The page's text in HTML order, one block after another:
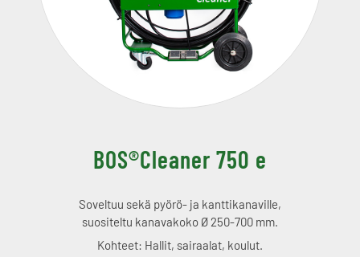
BOS®Cleaner 750 e
Soveltuu sekä pyörö- ja kanttikanaville,
suositeltu kanavakoko Ø 250-700 mm.
Kohteet: Hallit, sairaalat, koulut.